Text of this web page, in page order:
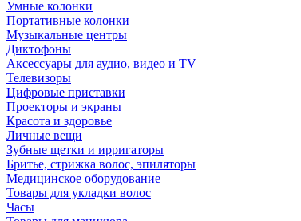
Умные колонки
Портативные колонки
Музыкальные центры
Диктофоны
Аксессуары для аудио, видео и TV
Телевизоры
Цифровые приставки
Проекторы и экраны
Красота и здоровье
Личные вещи
Зубные щетки и ирригаторы
Бритье, стрижка волос, эпиляторы
Медицинское оборудование
Товары для укладки волос
Часы